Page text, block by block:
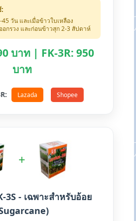
วัน และเมื่อข้าวใบเหลือง
อกรวง และก่อนข้าวสุก 2-3 สัปดาห์
บาท | FK-3R: 950
บาท
Lazada Shopee
+
3S - เฉพาะสำหรับอ้อย